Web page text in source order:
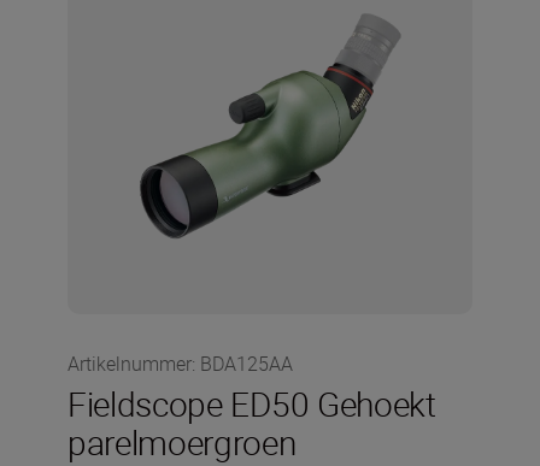
Artikelnummer: BDA125AA
Fieldscope ED50 Gehoekt
parelmoergroen